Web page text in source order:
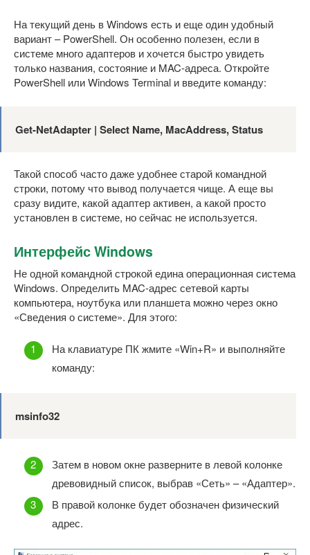
На текущий день в Windows есть и еще один удобный
вариант – PowerShell. Он особенно полезен, если в
системе много адаптеров и хочется быстро увидеть
только названия, состояние и MAC-адреса. Откройте
PowerShell или Windows Terminal и введите команду:
Get-NetAdapter | Select Name, MacAddress, Status
Такой способ часто даже удобнее старой командной
строки, потому что вывод получается чище. А еще вы
сразу видите, какой адаптер активен, а какой просто
установлен в системе, но сейчас не используется.
Интерфейс Windows
Не одной командной строкой едина операционная система
Windows. Определить MAC-адрес сетевой карты
компьютера, ноутбука или планшета можно через окно
«Сведения о системе». Для этого:
На клавиатуре ПК жмите «Win+R» и выполняйте
команду:
msinfo32
Затем в новом окне разверните в левой колонке
древовидный список, выбрав «Сеть» – «Адаптер».
В правой колонке будет обозначен физический
адрес.